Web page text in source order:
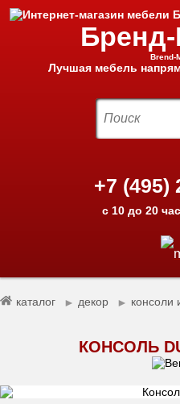
Brend-
Лучшая мебель
+7 (495)
с 10 до 20
каталог ► декор ► консоли
КОНСОЛЬ